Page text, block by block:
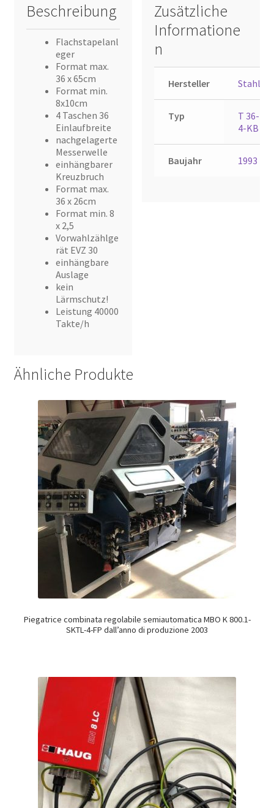
Beschreibung
Flachstapelanl
eger
Format max.
36 x 65cm
Format min.
8x10cm
4 Taschen 36
Einlaufbreite
nachgelagerte
Messerwelle
einhängbarer
Kreuzbruch
Format max.
36 x 26cm
Format min. 8
x 2,5
Vorwahlzählge
rät EVZ 30
einhängbare
Auslage
kein
Lärmschutz!
Leistung 40000
Takte/h
Zusätzliche
Informatione
n
Hersteller Stahl
Typ
T 36-
4-KB
Baujahr 1993
Ähnliche Produkte
Piegatrice combinata regolabile semiautomatica MBO K 800.1-
SKTL-4-FP dall’anno di produzione 2003